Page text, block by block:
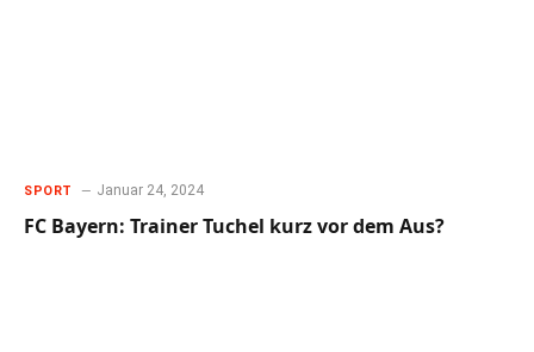
SPORT Januar 24, 2024
FC Bayern: Trainer Tuchel kurz vor dem Aus?